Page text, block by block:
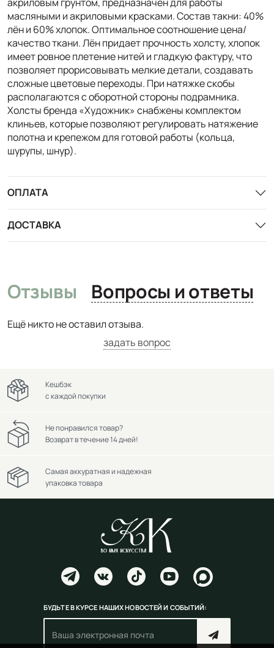
масляными и акриловыми красками. Состав такни: 40%
лён и 60% хлопок. Оптимальное соотношение цена/
качество ткани. Лён придает прочность холсту, хлопок
имеет ровное плетение нитей и гладкую фактуру, что
позволяет прорисовывать мелкие детали, создавать
сложные цветовые переходы. При натяжке скобы
располагаются с оборотной стороны подрамника.
Холсты бренда «Художник» снабжены комплектом
клиньев, которые позволяют регулировать натяжение
полотна и крепежом для готовой работы (кольца,
шурупы, шнур).
ОПЛАТА
ДОСТАВКА
Отзывы Вопросы и ответы
Ещё никто не оставил отзыва.
задать вопрос
Кешбэк
с каждой покупки
Не понравился товар?
Возврат в течение 14 дней!
Самая аккуратная и надежная
упаковка товара
БУДЬТЕ В КУРСЕ НАШИХ НОВОСТЕЙ И СОБЫТИЙ: